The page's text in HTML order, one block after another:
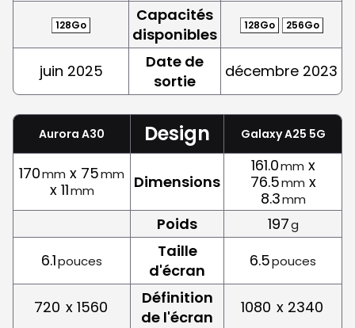
128Go
Capacités
disponibles
128Go 256Go
juin 2025
Date de
sortie
décembre 2023
Aurora A30 Design Galaxy A25 5G
170mm x 75mm
x 11mm Dimensions
161.0mm x
76.5mm x
8.3mm
Poids 197g
6.1pouces
Taille
d'écran
6.5pouces
720 x 1560
Définition
de l'écran
1080 x 2340